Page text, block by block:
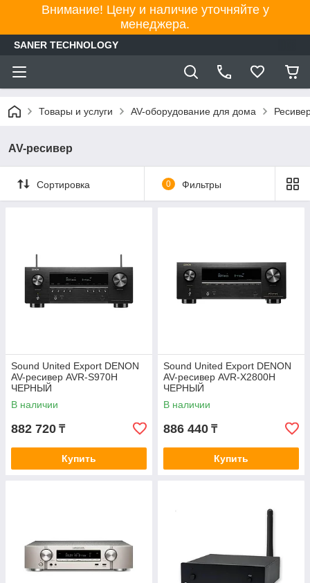
Внимание! Цену и наличие уточняйте у
менеджера.
SANER TECHNOLOGY
Товары и услуги AV-оборудование для дома
AV-ресивер
Сортировка 0 Фильтры
Sound United Export DENON
AV-ресивер AVR-S970H
ЧЕРНЫЙ
В наличии
882 720 ₸
Купить
Sound United Export DENON
AV-ресивер AVR-X2800H
ЧЕРНЫЙ
В наличии
886 440 ₸
Купить